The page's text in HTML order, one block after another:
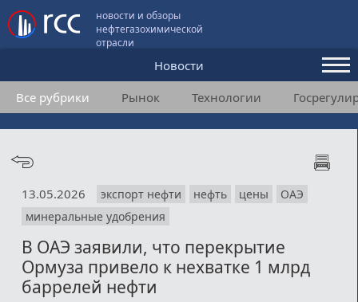
новости и обзоры
нефтегазохимической
отрасли
Новости
Аналитика и мнения
Конференции
Подписка
Пользовательское соглашение
Медиакит
Все рубрики Рынок Технологии
13.05.2026 экспорт нефти нефть цены
ОАЭ
минеральные удобрения
В ОАЭ заявили, что перекрытие
Ормуза привело к нехватке 1 млрд
баррелей нефти